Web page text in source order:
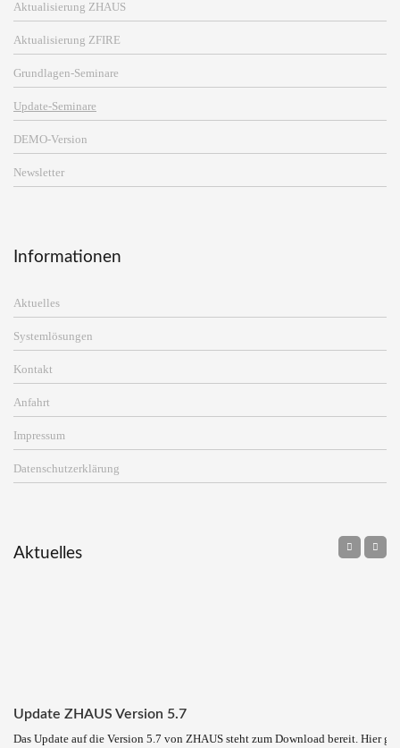
Aktualisierung ZHAUS
Aktualisierung ZFIRE
Grundlagen-Seminare
Update-Seminare
DEMO-Version
Newsletter
Informationen
Aktuelles
Systemlösungen
Kontakt
Anfahrt
Impressum
Datenschutzerklärung
Aktuelles
Update ZHAUS Version 5.7
Das Update auf die Version 5.7 von ZHAUS steht zum Download bereit. Hier